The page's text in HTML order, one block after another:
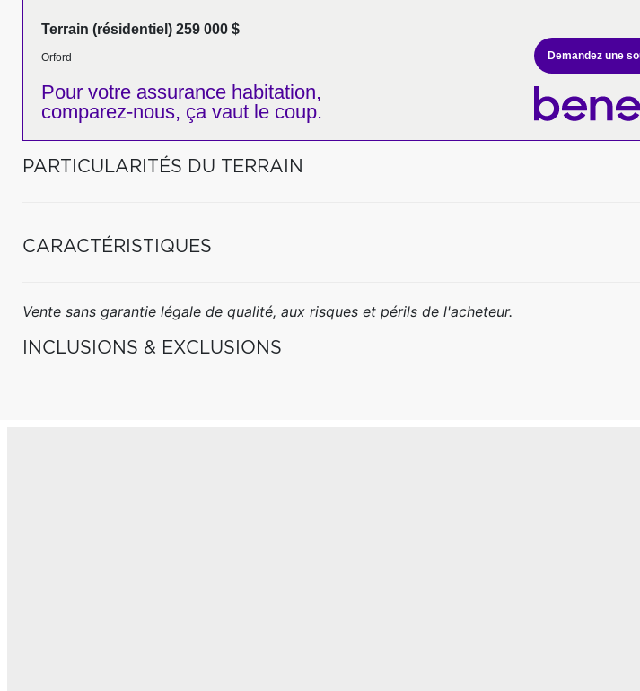
Terrain (résidentiel) 259 000 $
Orford
Pour votre assurance habitation,
comparez-nous, ça vaut le coup.
Demandez une
PARTICULARITÉS DU TERRAIN
CARACTÉRISTIQUES
Vente sans garantie légale de qualité, aux risques et périls de l'acheteur.
INCLUSIONS & EXCLUSIONS